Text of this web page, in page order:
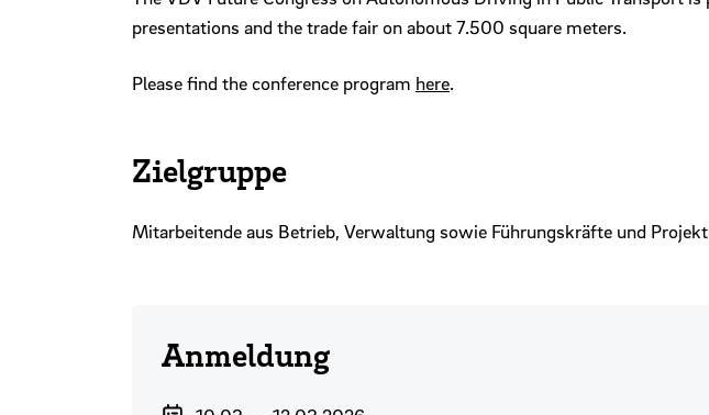
presentations and the trade fair on about 7.500 square meters.
Please find the conference program here.
Zielgruppe
Mitarbeitende aus Betrieb, Verwaltung sowie Führungskräfte und
Anmeldung